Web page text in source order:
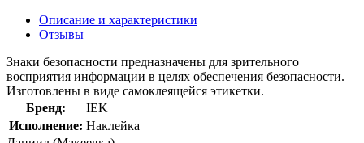
Описание и характеристики
Отзывы
Знаки безопасности предназначены для зрительного
восприятия информации в целях обеспечения безопасности.
Изготовлены в виде самоклеящейся этикетки.
Бренд:
IEK
Исполнение: Наклейка